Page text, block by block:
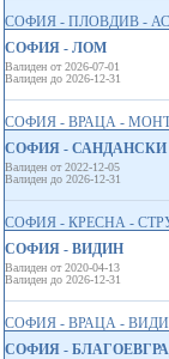
СОФИЯ - ПЛОВДИВ -
СОФИЯ - ЛОМ
Валиден от 2026-07-01
Валиден до 2026-12-31
СОФИЯ - ВРАЦА -
СОФИЯ - САНДАНСКИ
Валиден от 2022-12-05
Валиден до 2026-12-31
СОФИЯ - КРЕСНА -
СОФИЯ - ВИДИН
Валиден от 2020-04-13
Валиден до 2026-12-31
СОФИЯ - ВРАЦА -
СОФИЯ -